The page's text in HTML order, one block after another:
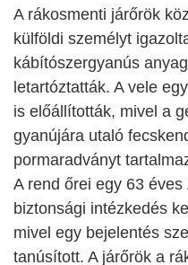
A rákosmenti járőrök
külföldi személyt
kábítószergyanús
letartóztatták. A vele
is előállították, mivel a
gyanújára utaló
pormaradványt
A rend őrei egy 63
biztonsági intézkedés
mivel egy bejelentés
tanúsított. A járőrök a